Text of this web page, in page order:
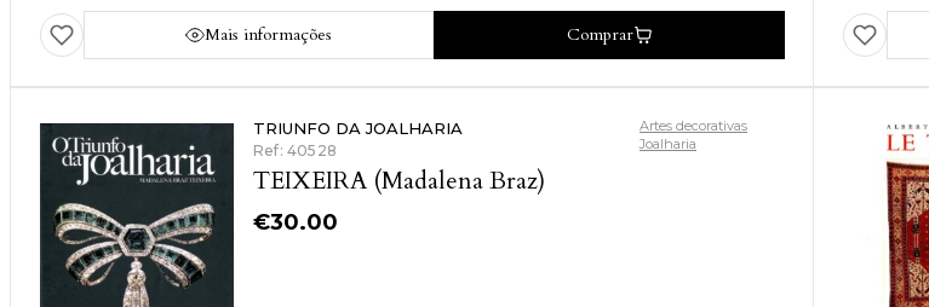
Mais informações Comprar
TRIUNFO DA JOALHARIA
Ref: 40528
TEIXEIRA (Madalena Braz)
€30.00
Artes decorativas
Joalharia